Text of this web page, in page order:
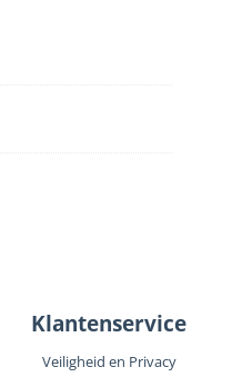
Klantenservice
Veiligheid en Privacy